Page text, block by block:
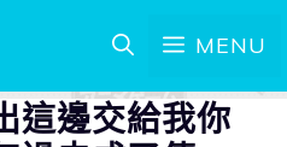
MENU
這邊交給我你